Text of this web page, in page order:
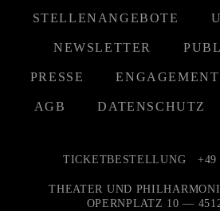
STELLENANGEBOTE
NEWSLETTER
PRESSE ENGAGEMENT
AGB DATENSCHUTZ
TICKETBESTELLUNG +49
THEATER UND
OPERNPLATZ 10 —